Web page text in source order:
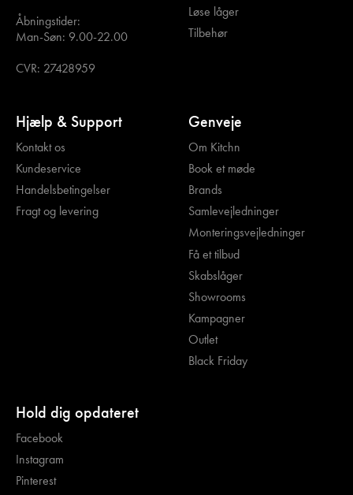
Åbningstider:
Man-Søn: 9.00-22.00
CVR: 27428959
Løse låger
Tilbehør
Hjælp & Support
Kontakt os
Kundeservice
Handelsbetingelser
Fragt og levering
Genveje
Om Kitchn
Book et møde
Brands
Samlevejledninger
Monteringsvejledninger
Få et tilbud
Skabslåger
Showrooms
Kampagner
Outlet
Black Friday
Hold dig opdateret
Facebook
Instagram
Pinterest